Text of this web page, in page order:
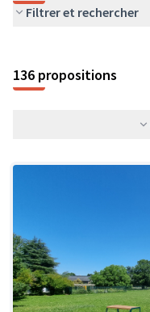
Filtrer et rechercher
136 propositions